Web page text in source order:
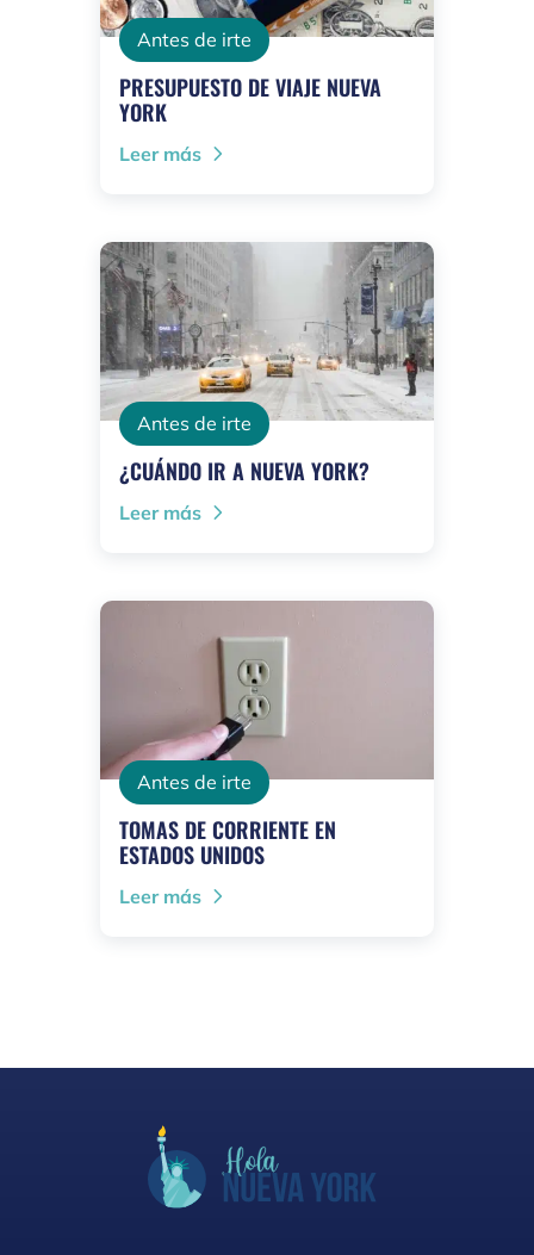
Antes de irte
PRESUPUESTO DE VIAJE NUEVA
YORK
Leer más
Antes de irte
¿CUÁNDO IR A NUEVA YORK?
Leer más
Antes de irte
TOMAS DE CORRIENTE EN
ESTADOS UNIDOS
Leer más